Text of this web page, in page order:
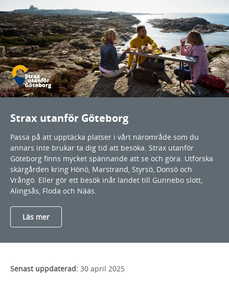
Strax utanför Göteborg
Passa på att upptäcka platser i vårt närområde som du
annars inte brukar ta dig tid att besöka. Strax utanför
Göteborg finns mycket spännande att se och göra. Utforska
skärgården kring Hönö, Marstrand, Styrsö, Donsö och
Vrångö. Eller gör ett besök inåt landet till Gunnebo slott,
Alingsås, Floda och Nääs.
Läs mer
Senast uppdaterad: 30 april 2025